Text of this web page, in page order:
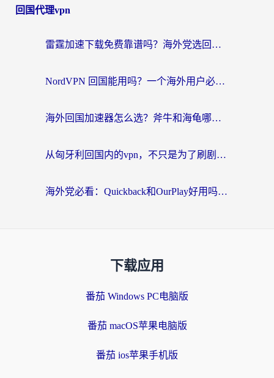
回国代理vpn
雷霆加速下载免费靠谱吗？海外党选回国加速器的避坑指南（附热门工具对比）
NordVPN 回国能用吗？一个海外用户必须面对的真实困境
海外回国加速器怎么选？斧牛和海龟哪个好？一篇帮你避开坑的实用指南
从匈牙利回国内的vpn，不只是为了刷剧那么简单
海外党必看：Quickback和OurPlay好用吗？3分钟选对回国加速器，无缝刷剧玩游戏
下载应用
番茄 Windows PC电脑版
番茄 macOS苹果电脑版
番茄 ios苹果手机版